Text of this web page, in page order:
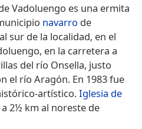
Vadoluengo es una ermita
navarro de
sur de la localidad, en el
en la carretera a
del río Onsella, justo
el río Aragón.​ En 1983 fue
artístico.Iglesia de
2½ km al noreste de